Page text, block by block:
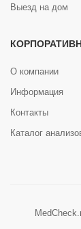
Выезд на дом
О компании
Информация
Контакты
Каталог